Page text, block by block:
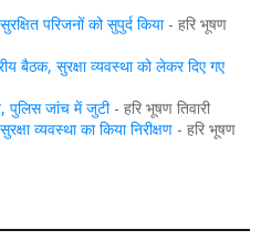
परिजनों को सुपुर्द किया- हरि भूषण
बैठक, सुरक्षा व्यवस्था को लेकर दिए गए
पुलिस जांच में जुटी- हरि भूषण तिवारी
व्यवस्था का किया निरीक्षण - हरि भूषण